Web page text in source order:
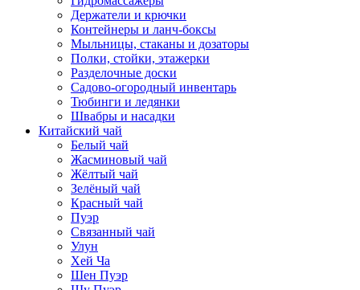
Держатели и крючки
Контейнеры и ланч-боксы
Мыльницы, стаканы и дозаторы
Полки, стойки, этажерки
Разделочные доски
Садово-огородный инвентарь
Тюбинги и ледянки
Швабры и насадки
Китайский чай
Белый чай
Жасминовый чай
Жёлтый чай
Зелёный чай
Красный чай
Пуэр
Связанный чай
Улун
Хей Ча
Шен Пуэр